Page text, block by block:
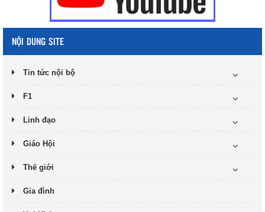
NỘI DUNG SITE
Tin tức nội bộ
F1
Linh đạo
Giáo Hội
Thế giới
Gia đình